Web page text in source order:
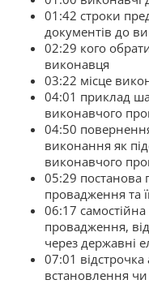
01:42 строки
документів до
02:29 кого
виконавця
03:22 місце
04:01 приклад
виконавчого
04:50
виконання як
виконавчого
05:29 постанова
провадження та
06:17
провадження,
через державні
07:01
встановлення чи